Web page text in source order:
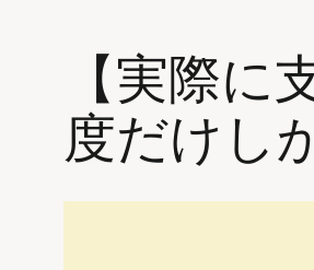
【実際
度だけし